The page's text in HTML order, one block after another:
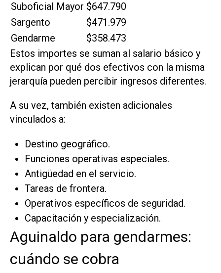
Suboficial Mayor $647.790
Sargento
$471.979
Gendarme
$358.473
Estos importes se suman al salario básico y
explican por qué dos efectivos con la misma
jerarquía pueden percibir ingresos diferentes.
A su vez, también existen adicionales
vinculados a:
Destino geográfico.
Funciones operativas especiales.
Antigüedad en el servicio.
Tareas de frontera.
Operativos específicos de seguridad.
Capacitación y especialización.
Aguinaldo para gendarmes:
cuándo se cobra